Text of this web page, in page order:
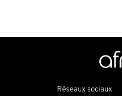
Réseaux sociaux